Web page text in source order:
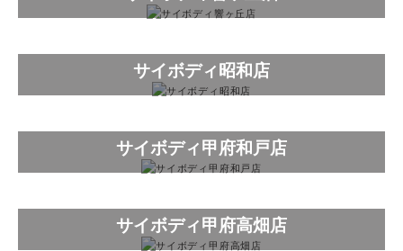
サイボディ昭和店
サイボディ甲府和戸店
サイボディ甲府高畑店